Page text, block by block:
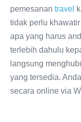
pemesanan travel
tidak perlu
apa yang harus
terlebih dahulu
langsung
yang tersedia.
secara online via